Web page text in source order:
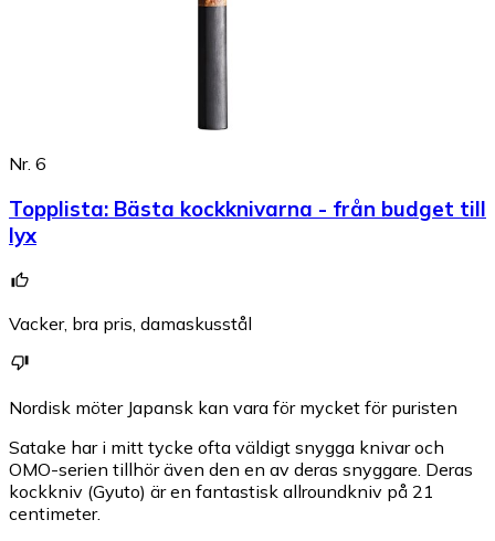
Nr. 6
Topplista: Bästa kockknivarna - från budget till
lyx
Vacker, bra pris, damaskusstål
Nordisk möter Japansk kan vara för mycket för puristen
Satake har i mitt tycke ofta väldigt snygga knivar och
OMO-serien tillhör även den en av deras snyggare. Deras
kockkniv (Gyuto) är en fantastisk allroundkniv på 21
centimeter.